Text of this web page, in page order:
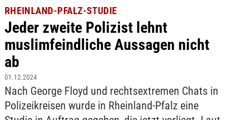
RHEINLAND-PFALZ-STUDIE
Jeder zweite Polizist lehnt
muslimfeindliche Aussagen nicht
ab
01.12.2024
Nach George Floyd und rechtsextremen Chats in
Polizeikreisen wurde in Rheinland-Pfalz eine